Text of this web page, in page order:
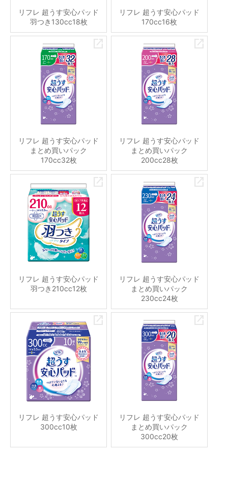
リフレ 超うす安心パッド
羽つき130cc18枚
リフレ 超うす安心パッド
170cc16枚
リフレ 超うす安心パッド
まとめ買いパック
170cc32枚
リフレ 超うす安心パッド
まとめ買いパック
200cc28枚
リフレ 超うす安心パッド
羽つき210cc12枚
リフレ 超うす安心パッド
まとめ買いパック
230cc24枚
リフレ 超うす安心パッド
300cc10枚
リフレ 超うす安心パッド
まとめ買いパック
300cc20枚